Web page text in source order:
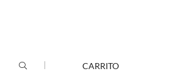
CARRITO